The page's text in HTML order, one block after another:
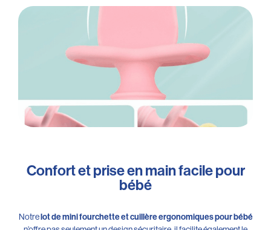
Confort et prise en main facile pour
bébé
Notrelot de mini fourchette et cuillère ergonomiques pour bébé